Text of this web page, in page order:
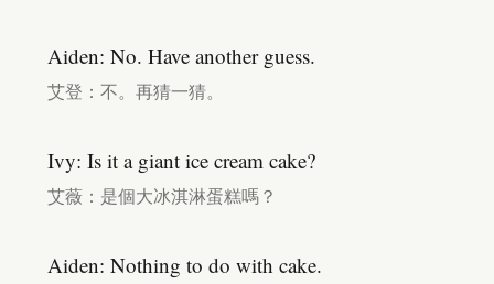
Aiden: No. Have another guess.
艾登：不。再猜一猜。
Ivy: Is it a giant ice cream cake?
艾薇：是個大冰淇淋蛋糕嗎？
Aiden: Nothing to do with cake.